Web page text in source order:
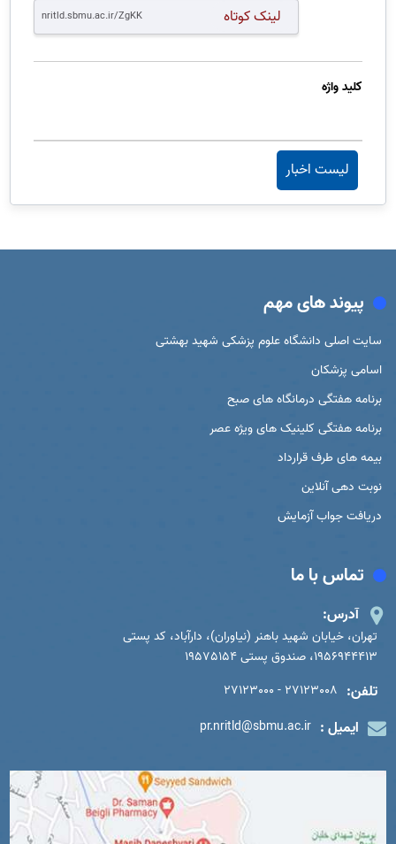
لینک کوتاه
کلید واژه
لیست اخبار
پیوند های مهم
سایت اصلی دانشگاه علوم پزشکی شهید بهشتی
اسامی پزشکان
برنامه هفتگی درمانگاه های صبح
برنامه هفتگی کلینیک های ویژه عصر
بیمه های طرف قرارداد
نوبت دهی آنلاین
دریافت جواب آزمایش
تماس با ما
آدرس:
تهران، خیابان شهید باهنر (نیاوران)، دارآباد، کد پستی
1956944413، صندوق پستی 19575154
تلفن: 27123008 - 27123000
ایمیل : pr.nritld@sbmu.ac.ir